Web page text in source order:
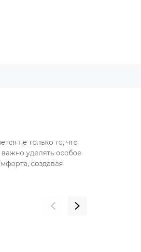
не только то, что
уделять особое
создавая